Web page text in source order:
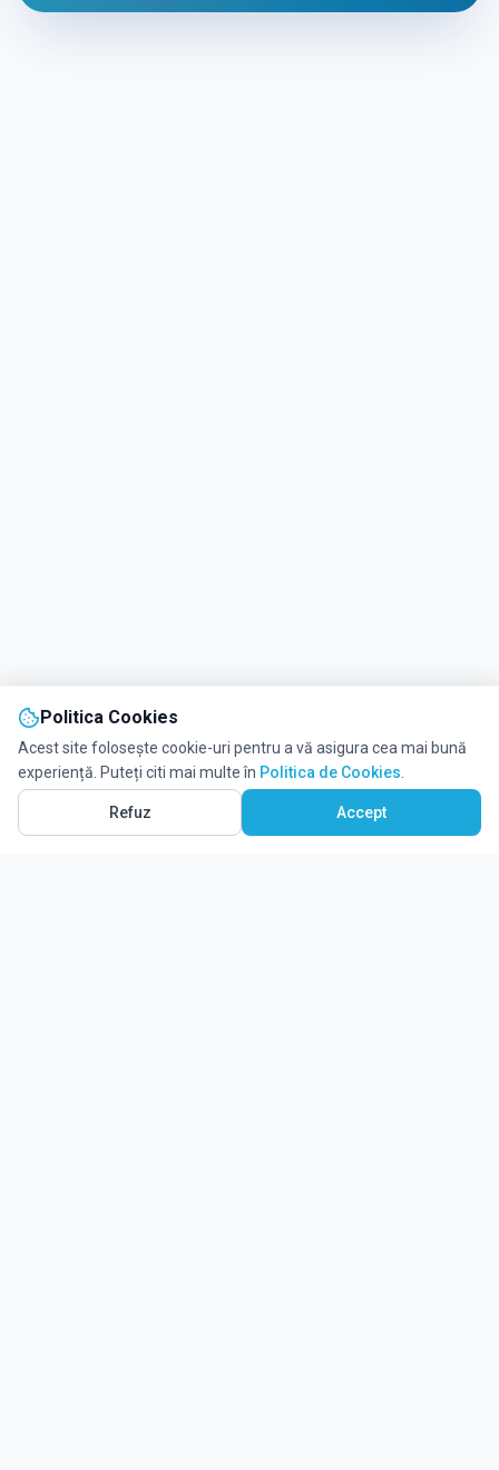
Politica Cookies
Acest site folosește cookie-uri pentru a vă asigura cea mai bună
experiență. Puteți citi mai multe în Politica de Cookies
Refuz Accept